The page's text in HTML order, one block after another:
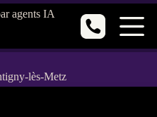
lès-Metz